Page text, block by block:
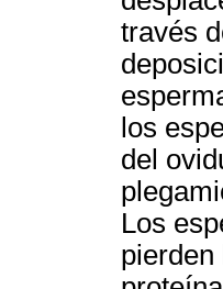
través
los
del
Los
pierden